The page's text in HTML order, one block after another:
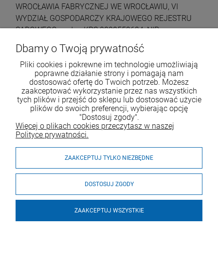
WROCŁAWIA FABRYCZNEJ WE WROCŁAWIU, VI
WYDZIAŁ GOSPODARCZY KRAJOWEGO REJESTRU
SĄDOWEGO, pod nr KRS 0000559694, NIP
§ 2 KONTAKT ZE SPRZEDAWCĄ
Adres pocztowy: ul. Kwidzyńska 4, 51-416
Wrocław
Adres e-mail: sklep@wrapster.pl
Telefon: 71 727 6223
§ 3 WYMOGI TECHNICZNE
Dla prawidłowego funkcjonowania i założenia
aktywne konto e-mail
przeglądarka internetowa obsługująca
JavaScript i pliki cookies
Dbamy o Twoją prywatność
Pliki cookies i pokrewne im technologie umożliwiają
poprawne działanie strony i pomagają nam
dostosować ofertę do Twoich potrzeb. Możesz
zaakceptować wykorzystanie przez nas wszystkich
tych plików i przejść do sklepu lub dostosować użycie
plików do swoich preferencji, wybierając opcję
"Dostosuj zgody".
Więcej o plikach cookies przeczytasz w naszej
Polityce prywatności.
ZAAKCEPTUJ TYLKO NIEZBĘDNE
DOSTOSUJ ZGODY
ZAAKCEPTUJ WSZYSTKIE